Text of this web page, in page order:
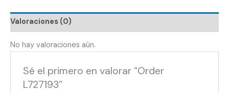
Valoraciones (0)
No hay valoraciones aún.
Sé el primero en valorar “Order
L727193”